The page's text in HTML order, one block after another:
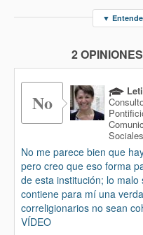
▼
2
No
Sociales
No me parece bien que
pero creo que eso forma
de esta institución; lo
contiene para mí una
correligionarios no sean
VÍDEO